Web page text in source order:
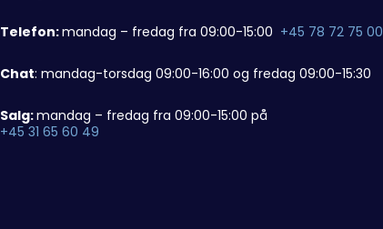
Telefon:mandag – fredag fra 09:00-15:00 +45 78 72 75 00
Chat: mandag-torsdag 09:00-16:00 og fredag 09:00-15:30
Salg:mandag – fredag fra 09:00-15:00 på
+45 31 65 60 49